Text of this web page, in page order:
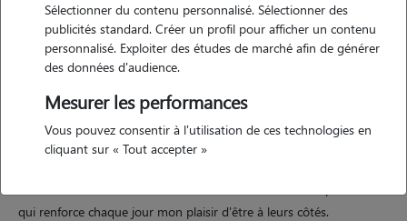
ayez besoin de quitter votre domicile, en toute sérénité.
quotidien avec un petit berger américain plein d'énergie. entouré
qui renforce chaque jour mon plaisir d'être à leurs côtés.
Sélectionner du contenu personnalisé. Sélectionner des
publicités standard. Créer un profil pour afficher un contenu
personnalisé. Exploiter des études de marché afin de générer
des données d'audience.
Mesurer les performances
Vous pouvez consentir à l'utilisation de ces technologies en
cliquant sur « Tout accepter »